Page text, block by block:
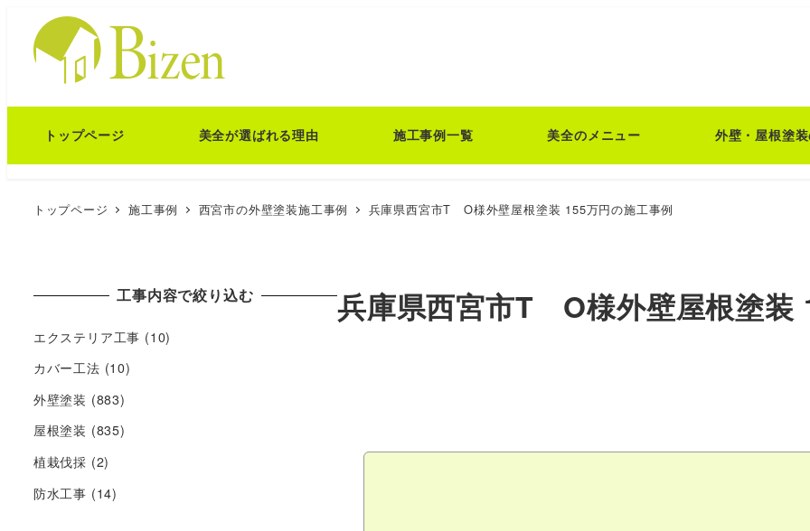
トップページ 美全が選ばれる理由 施工事例一覧 美全のメニュー 外壁・屋根塗
トップページ 施工事例 西宮市の外壁塗装施工事例 兵庫県西宮市T O様外壁屋根塗装 155万円の施工事例
兵庫県西宮市T O様外壁屋根塗装
工事内容で絞り込む
エクステリア工事 (10)
カバー工法 (10)
外壁塗装 (883)
屋根塗装 (835)
植栽伐採 (2)
防水工事 (14)